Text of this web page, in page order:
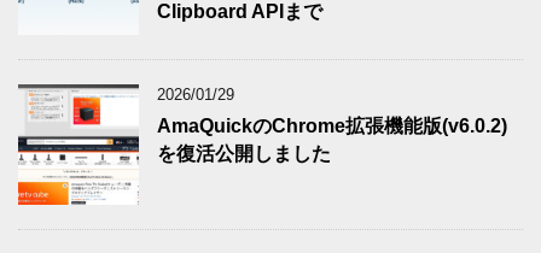
Clipboard APIまで
2026/01/29
AmaQuickのChrome拡張機能版(v6.0.2)
を復活公開しました